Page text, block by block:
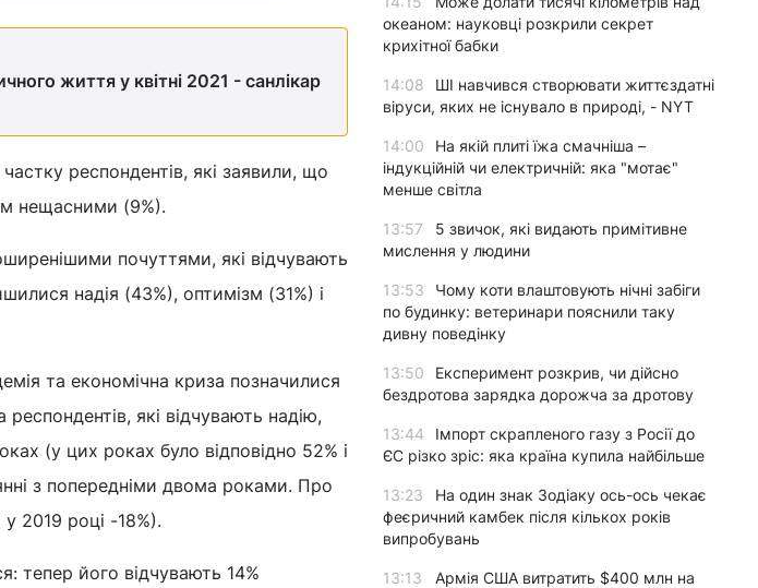
життя у квітні 2021 - санлікар
респондентів, які заявили, що
нещасними (9%).
почуттями, які відчувають
надія (43%), оптимізм (31%) і
та економічна криза позначилися
які відчувають надію,
(у цих роках було відповідно 52% і
з попередніми двома роками. Про
2019 році -18%).
тепер його відчувають 14%
океаном: науковці розкрили секрет
крихітної бабки
14:08
ШІ навчився створювати життєздатні
віруси, яких не існувало в природі, - NYT
14:00
На якій плиті їжа смачніша –
індукційній чи електричній: яка "мотає"
менше світла
13:57
5 звичок, які видають примітивне
мислення у людини
13:53
Чому коти влаштовують нічні забіги
по будинку: ветеринари пояснили таку
дивну поведінку
13:50
Експеримент розкрив, чи дійсно
бездротова зарядка дорожча за дротову
13:44
Імпорт скрапленого газу з Росії до
ЄС різко зріс: яка країна купила найбільше
13:23
На один знак Зодіаку ось-ось чекає
феєричний камбек після кількох років
випробувань
13:13
Армія США витратить $400 млн на